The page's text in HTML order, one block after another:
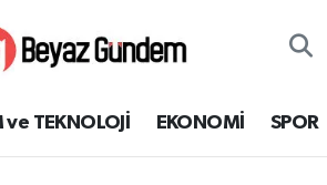
ve TEKNOLOJİ EKONOMİ SPOR